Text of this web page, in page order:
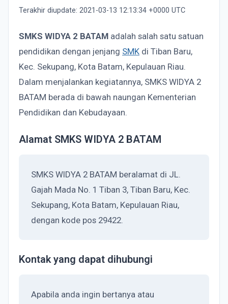
Terakhir diupdate: 2021-03-13 12:13:34 +0000 UTC
SMKS WIDYA 2 BATAM adalah salah satu satuan
pendidikan dengan jenjang SMK di Tiban Baru,
Kec. Sekupang, Kota Batam, Kepulauan Riau.
Dalam menjalankan kegiatannya, SMKS WIDYA 2
BATAM berada di bawah naungan Kementerian
Pendidikan dan Kebudayaan.
Alamat SMKS WIDYA 2 BATAM
SMKS WIDYA 2 BATAM beralamat di JL.
Gajah Mada No. 1 Tiban 3, Tiban Baru, Kec.
Sekupang, Kota Batam, Kepulauan Riau,
dengan kode pos 29422.
Kontak yang dapat dihubungi
Apabila anda ingin bertanya atau